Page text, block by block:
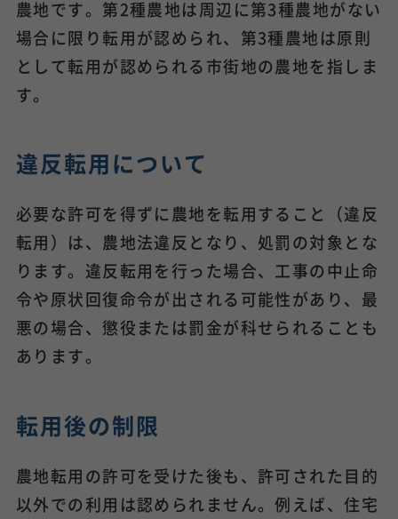
農地です。第2種農地は周辺に第3種農地がない
場合に限り転用が認められ、第3種農地は原則
として転用が認められる市街地の農地を指しま
す。
違反転用について
必要な許可を得ずに農地を転用すること（違反
転用）は、農地法違反となり、処罰の対象とな
ります。違反転用を行った場合、工事の中止命
令や原状回復命令が出される可能性があり、最
悪の場合、懲役または罰金が科せられることも
あります。
転用後の制限
農地転用の許可を受けた後も、許可された目的
以外での利用は認められません。例えば、住宅